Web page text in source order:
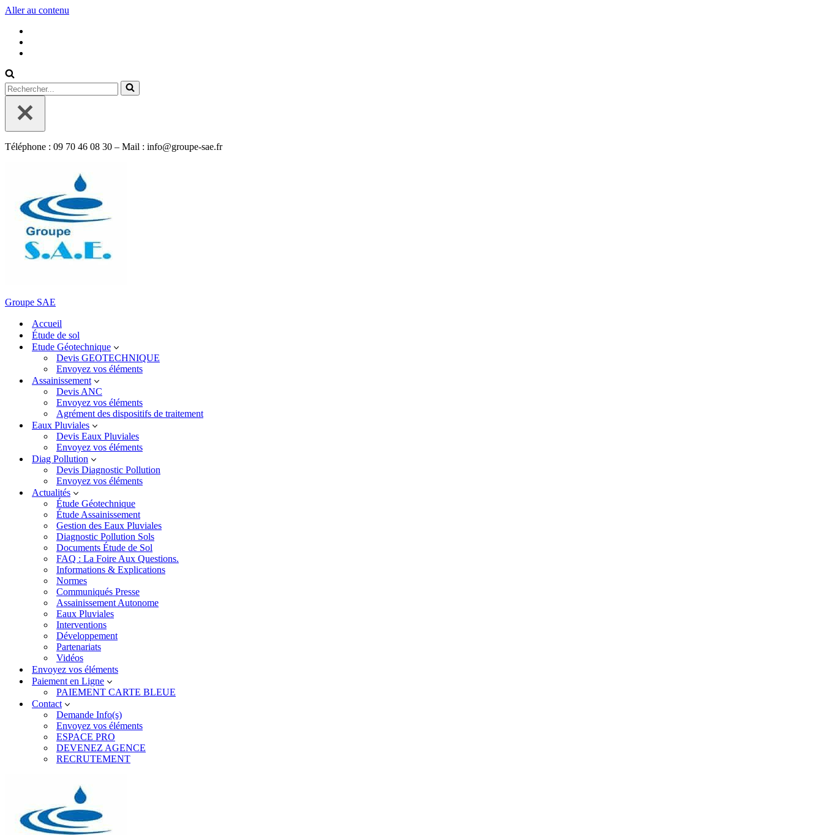
Aller au contenu
Rechercher...
Téléphone : 09 70 46 08 30 – Mail : info@groupe-sae.fr
Groupe SAE
Accueil
Étude de sol
Etude Géotechnique
Devis GEOTECHNIQUE
Envoyez vos éléments
Assainissement
Devis ANC
Envoyez vos éléments
Agrément des dispositifs de traitement
Eaux Pluviales
Devis Eaux Pluviales
Envoyez vos éléments
Diag Pollution
Devis Diagnostic Pollution
Envoyez vos éléments
Actualités
Étude Géotechnique
Étude Assainissement
Gestion des Eaux Pluviales
Diagnostic Pollution Sols
Documents Étude de Sol
FAQ : La Foire Aux Questions.
Informations & Explications
Normes
Communiqués Presse
Assainissement Autonome
Eaux Pluviales
Interventions
Développement
Partenariats
Vidéos
Envoyez vos éléments
Paiement en Ligne
PAIEMENT CARTE BLEUE
Contact
Demande Info(s)
Envoyez vos éléments
ESPACE PRO
DEVENEZ AGENCE
RECRUTEMENT